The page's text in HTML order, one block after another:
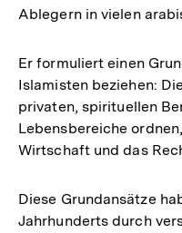
Ablegern in vielen
Er formuliert einen
Islamisten beziehen:
privaten, spirituellen
Lebensbereiche
Wirtschaft und das
Diese Grundansätze
Jahrhunderts durch